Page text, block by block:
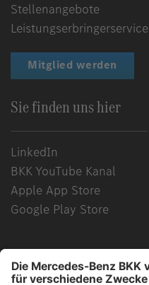
Stellenangebote
Leistungserbringerservice
Mitglied werden
Sie finden uns hier
LinkedIn
BKK YouTube Kanal
Apple App Store
Google Play Store